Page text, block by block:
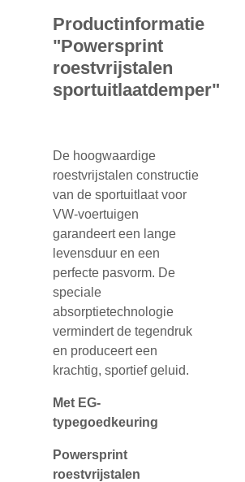
Productinformatie
"Powersprint
roestvrijstalen
sportuitlaatdemper"
De hoogwaardige
roestvrijstalen constructie
van de sportuitlaat voor
VW-voertuigen
garandeert een lange
levensduur en een
perfecte pasvorm. De
speciale
absorptietechnologie
vermindert de tegendruk
en produceert een
krachtig, sportief geluid.
Met EG-
typegoedkeuring
Powersprint
roestvrijstalen